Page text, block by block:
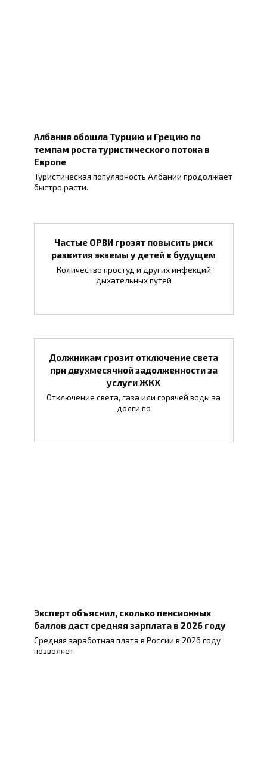
Албания обошла Турцию и Грецию по
темпам роста туристического потока в
Европе
Туристическая популярность Албании продолжает
быстро расти.
Частые ОРВИ грозят повысить риск
развития экземы у детей в будущем
Количество простуд и других инфекций
дыхательных путей
Должникам грозит отключение света
при двухмесячной задолженности за
услуги ЖКХ
Отключение света, газа или горячей воды за
долги по
Эксперт объяснил, сколько пенсионных
баллов даст средняя зарплата в 2026 году
Средняя заработная плата в России в 2026 году
позволяет